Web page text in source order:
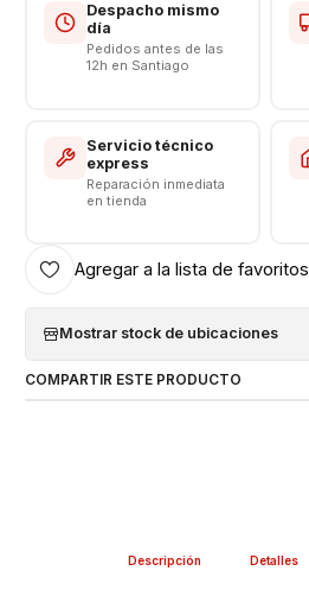
CARGA LENTA
Fabricado en China
Cable USB A Tipo C
Somos VENTAS ELECTRONICAS
Despacho mismo
día
Pedidos antes de las
12h en Santiago
Servicio técnico
express
Reparación inmediata
en tienda
Agregar a la lista de favoritos
Mostrar stock de ubicaciones
COMPARTIR ESTE PRODUCTO
Descripción Detalles